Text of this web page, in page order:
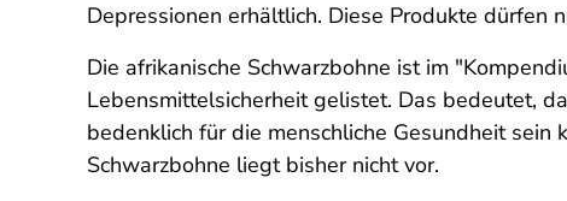
Depressionen erhältlich. Diese Produkte dürfen
Die afrikanische Schwarzbohne ist im
Lebensmittelsicherheit gelistet. Das bedeutet,
bedenklich für die menschliche Gesundheit sein
Schwarzbohne liegt bisher nicht vor.